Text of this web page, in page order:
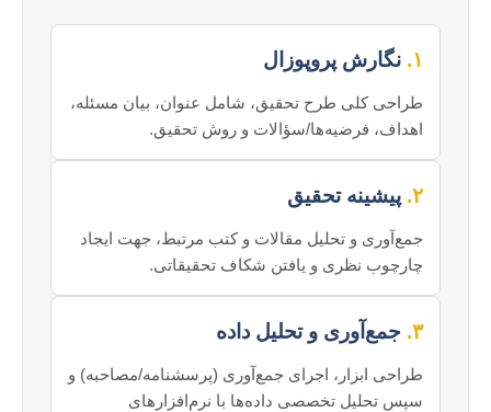
۱. نگارش پروپوزال
طراحی کلی طرح تحقیق، شامل عنوان، بیان مسئله،
اهداف، فرضیه‌ها/سؤالات و روش تحقیق.
۲. پیشینه تحقیق
جمع‌آوری و تحلیل مقالات و کتب مرتبط، جهت ایجاد
چارچوب نظری و یافتن شکاف تحقیقاتی.
۳. جمع‌آوری و تحلیل داده
طراحی ابزار، اجرای جمع‌آوری (پرسشنامه/مصاحبه) و
سپس تحلیل تخصصی داده‌ها با نرم‌افزارهای